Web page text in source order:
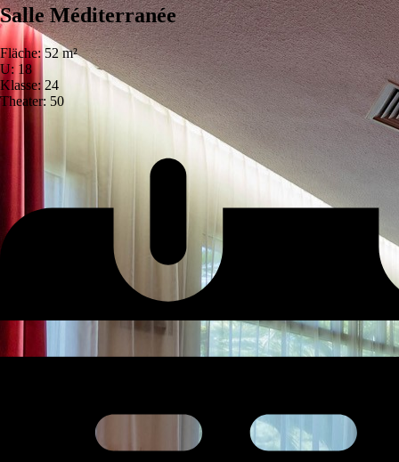
Salle Méditerranée
Fläche: 52 m²
U: 18
Klasse: 24
Theater: 50